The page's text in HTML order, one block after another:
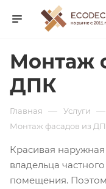
Монтаж
ДПК
Главная — Услуги —
Монтаж фасадов из
Красивая
владельца
помещения.